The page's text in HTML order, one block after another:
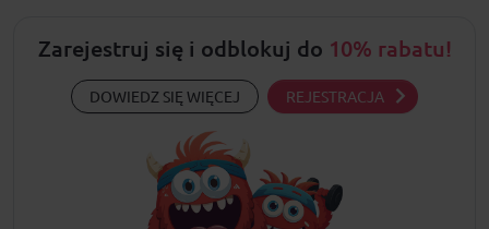
Zarejestruj się i odblokuj do 10% rabatu!
DOWIEDZ SIĘ WIĘCEJ REJESTRACJA